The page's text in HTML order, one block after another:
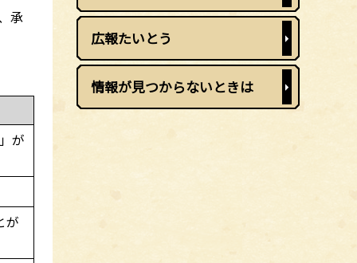
承
が
が
広報たいとう
情報が見つからないときは